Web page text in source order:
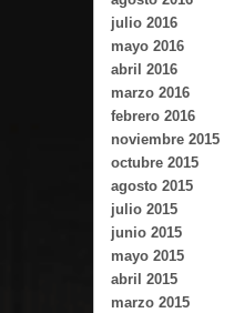
julio 2016
mayo 2016
abril 2016
marzo 2016
febrero 2016
noviembre 2015
octubre 2015
agosto 2015
julio 2015
junio 2015
mayo 2015
abril 2015
marzo 2015